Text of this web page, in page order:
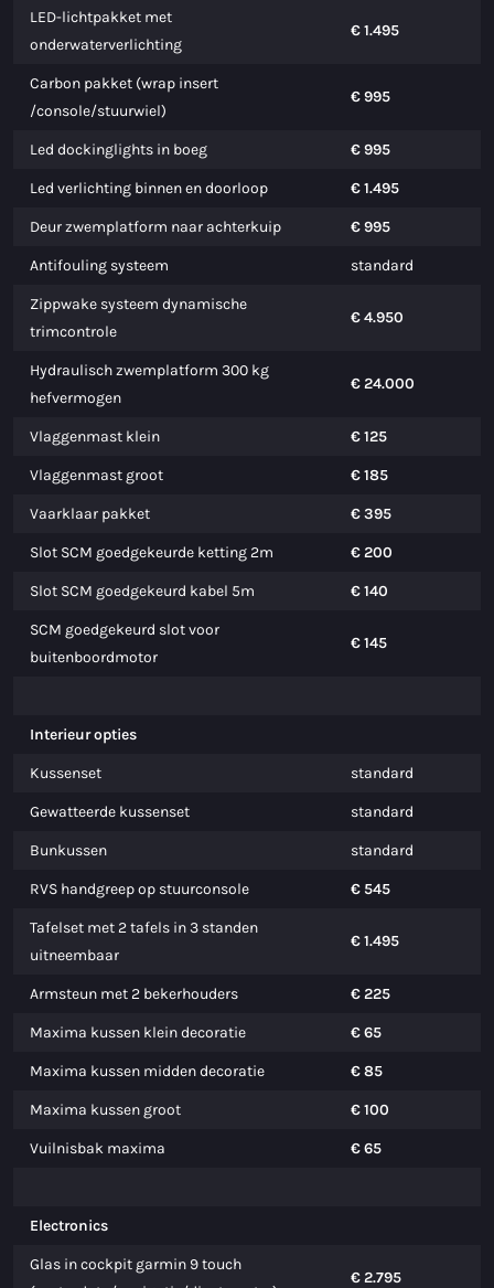
LED-lichtpakket met
onderwaterverlichting
€ 1.495
Carbon pakket (wrap insert
/console/stuurwiel)
€ 995
Led dockinglights in boeg € 995
Led verlichting binnen en doorloop € 1.495
Deur zwemplatform naar achterkuip € 995
Antifouling systeem standard
Zippwake systeem dynamische
trimcontrole
€ 4.950
Hydraulisch zwemplatform 300 kg
hefvermogen
€ 24.000
Vlaggenmast klein € 125
Vlaggenmast groot € 185
Vaarklaar pakket € 395
Slot SCM goedgekeurde ketting 2m € 200
Slot SCM goedgekeurd kabel 5m € 140
SCM goedgekeurd slot voor
buitenboordmotor
€ 145
Interieur opties
Kussenset standard
Gewatteerde kussenset standard
Bunkussen standard
RVS handgreep op stuurconsole € 545
Tafelset met 2 tafels in 3 standen
uitneembaar
€ 1.495
Armsteun met 2 bekerhouders € 225
Maxima kussen klein decoratie € 65
Maxima kussen midden decoratie € 85
Maxima kussen groot € 100
Vuilnisbak maxima € 65
Electronics
Glas in cockpit garmin 9 touch
€ 2.795